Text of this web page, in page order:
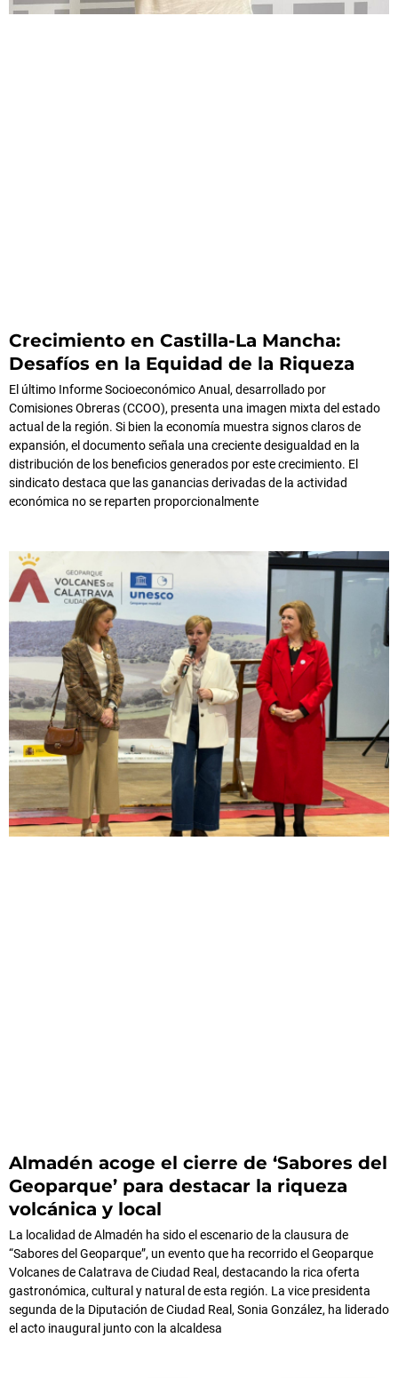
Crecimiento en Castilla-La Mancha:
Desafíos en la Equidad de la Riqueza
El último Informe Socioeconómico Anual, desarrollado por
Comisiones Obreras (CCOO), presenta una imagen mixta del estado
actual de la región. Si bien la economía muestra signos claros de
expansión, el documento señala una creciente desigualdad en la
distribución de los beneficios generados por este crecimiento. El
sindicato destaca que las ganancias derivadas de la actividad
económica no se reparten proporcionalmente
Almadén acoge el cierre de ‘Sabores del
Geoparque’ para destacar la riqueza
volcánica y local
La localidad de Almadén ha sido el escenario de la clausura de
“Sabores del Geoparque”, un evento que ha recorrido el Geoparque
Volcanes de Calatrava de Ciudad Real, destacando la rica oferta
gastronómica, cultural y natural de esta región. La vice presidenta
segunda de la Diputación de Ciudad Real, Sonia González, ha liderado
el acto inaugural junto con la alcaldesa